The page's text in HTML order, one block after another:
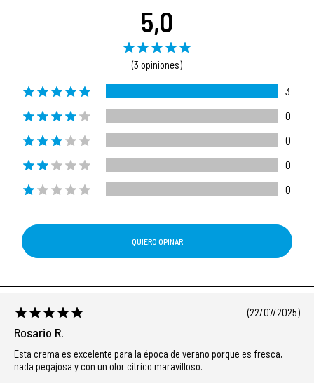
5,0
(3 opiniones)
3
0
0
0
0
QUIERO OPINAR
Rosario R.
(22/07/2025)
Esta crema es excelente para la época de verano porque es fresca,
nada pegajosa y con un olor cítrico maravilloso.